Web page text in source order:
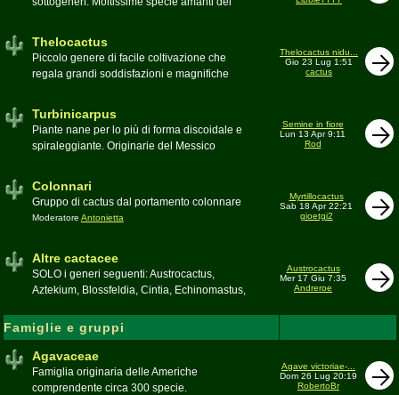
carnosi spesso commestibili
Thelocactus
Piccolo genere di facile coltivazione che
regala grandi soddisfazioni e magnifiche
Thelocactus nidu...
Gio 23 Lug 1:51
cactus
Turbinicarpus
Piante nane per lo più di forma discoidale e
spiraleggiante. Originarie del Messico
Semine in fiore
Lun 13 Apr 9:11
Rod
Colonnari
Gruppo di cactus dal portamento colonnare
Moderatore Antonietta
Myrtillocactus
Sab 18 Apr 22:21
gioetgi2
Altre cactacee
SOLO i generi seguenti: Austrocactus,
Aztekium, Blossfeldia, Cintia, Echinomastus,
Geohintonia, Obregonia, Oroya,
Ortegocactus, Pediocactus, Pelecyphora,
Pereskia, Sclerocactus, Strombocactus ,
Toumeya, Uebelmannia, Yavia. Sottotribù:
Hylocereinae (Aporocactus, Epiphyllum,
Austrocactus
Mer 17 Giu 7:35
Andreroe
Famiglie e gruppi
Agavaceae
Famiglia originaria delle Americhe
comprendente circa 300 specie.
Agave victoriae-...
Dom 26 Lug 20:19
RobertoBr